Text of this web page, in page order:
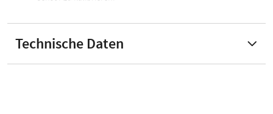
Technische Daten